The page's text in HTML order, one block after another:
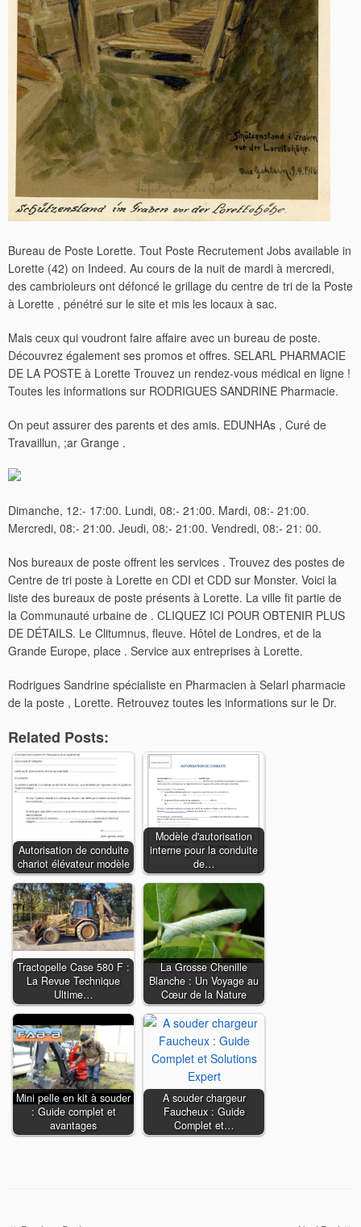
Bureau de Poste Lorette. Tout Poste Recrutement Jobs available in
Lorette (42) on Indeed. Au cours de la nuit de mardi à mercredi,
des cambrioleurs ont défoncé le grillage du centre de tri de la Poste
à Lorette , pénétré sur le site et mis les locaux à sac.
Mais ceux qui voudront faire affaire avec un bureau de poste.
Découvrez également ses promos et offres. SELARL PHARMACIE
DE LA POSTE à Lorette Trouvez un rendez-vous médical en ligne !
Toutes les informations sur RODRIGUES SANDRINE Pharmacie.
On peut assurer des parents et des amis. EDUNHAs , Curé de
Travaillun, ;ar Grange .
Dimanche, 12:- 17:00. Lundi, 08:- 21:00. Mardi, 08:- 21:00.
Mercredi, 08:- 21:00. Jeudi, 08:- 21:00. Vendredi, 08:- 21: 00.
Nos bureaux de poste offrent les services . Trouvez des postes de
Centre de tri poste à Lorette en CDI et CDD sur Monster. Voici la
liste des bureaux de poste présents à Lorette. La ville fit partie de
la Communauté urbaine de . CLIQUEZ ICI POUR OBTENIR PLUS
DE DÉTAILS. Le Clitumnus, fleuve. Hôtel de Londres, et de la
Grande Europe, place . Service aux entreprises à Lorette.
Rodrigues Sandrine spécialiste en Pharmacien à Selarl pharmacie
de la poste , Lorette. Retrouvez toutes les informations sur le Dr.
Related Posts:
Autorisation de conduite
chariot élévateur modèle
Modèle d'autorisation
interne pour la conduite
de…
Tractopelle Case 580 F :
La Revue Technique
Ultime…
La Grosse Chenille
Blanche : Un Voyage au
Cœur de la Nature
Mini pelle en kit à souder
: Guide complet et
avantages
A souder chargeur
Faucheux : Guide
Complet et…